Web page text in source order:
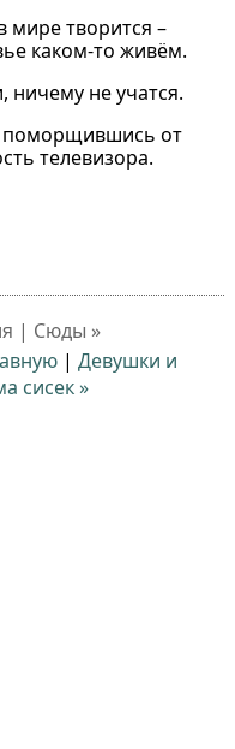
мире творится –
каком-то живём.
ничему не учатся.
поморщившись от
телевизора.
| Сюды »
| Девушки и
сисек »